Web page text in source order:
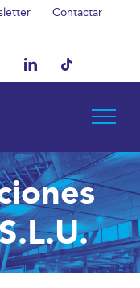
Contactar
LinkedInTiktok